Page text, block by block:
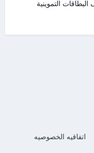
التموينية
اتفاقيه الخصوصيه